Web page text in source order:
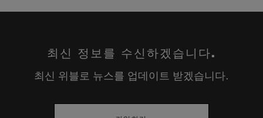
최신 정보를 수신하겠습니다.
최신 위블로 뉴스를 업데이트 받겠습니다.